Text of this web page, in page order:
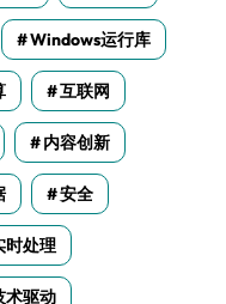
Windows运行库
互联网
内容创新
安全
时处理
术驱动